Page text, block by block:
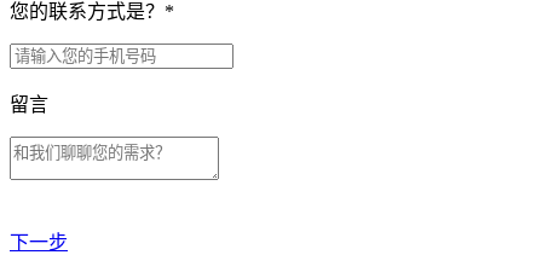
您的联系方式是？ *
留言
下一步